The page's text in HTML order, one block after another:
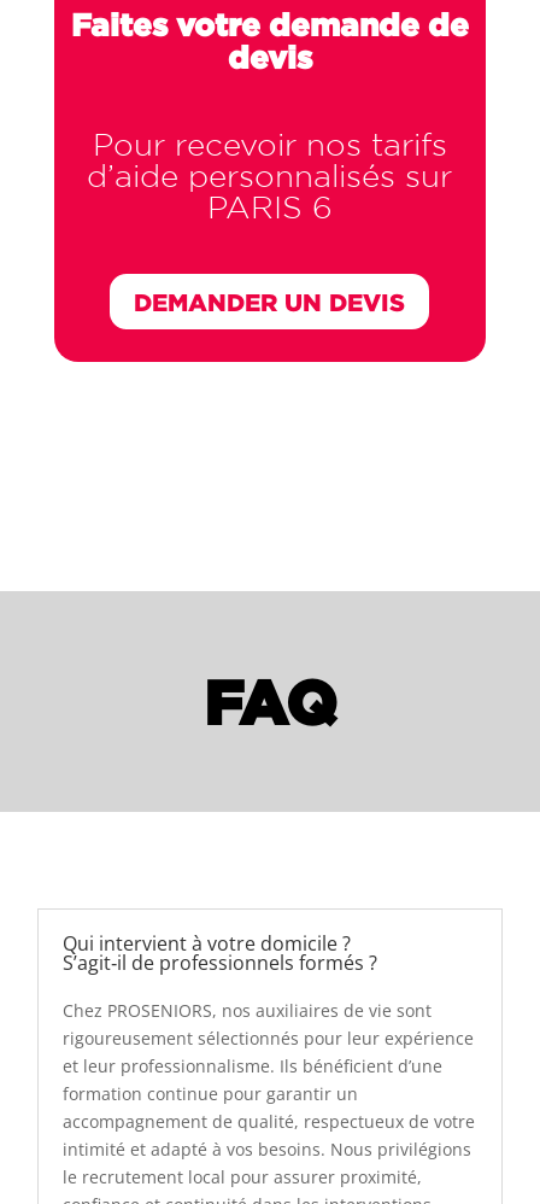
Faites votre demande de
devis
Pour recevoir nos tarifs
d’aide personnalisés sur
PARIS 6
DEMANDER UN DEVIS
FAQ
Qui intervient à votre domicile ?
S’agit‑il de professionnels formés ?
Chez PROSENIORS, nos auxiliaires de vie sont
rigoureusement sélectionnés pour leur expérience
et leur professionnalisme. Ils bénéficient d’une
formation continue pour garantir un
accompagnement de qualité, respectueux de votre
intimité et adapté à vos besoins. Nous privilégions
le recrutement local pour assurer proximité,